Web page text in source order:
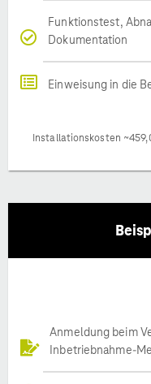
Funktionstest,
Dokumentation
Einweisung in die
Installationskosten
Anmeldung beim
Inbetriebnahme-